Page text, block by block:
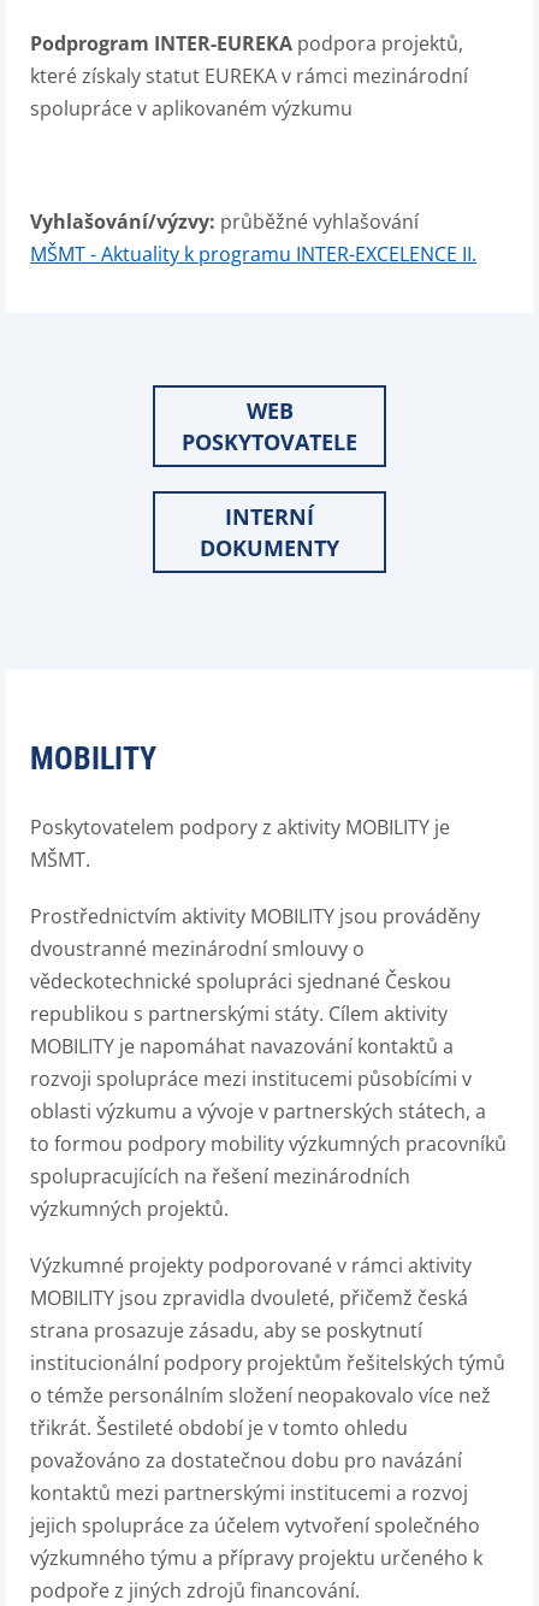
Podprogram INTER-EUREKA podpora projektů,
které získaly statut EUREKA v rámci mezinárodní
spolupráce v aplikovaném výzkumu
Vyhlašování/výzvy: průběžné vyhlašování
MŠMT - Aktuality k programu INTER-EXCELENCE II.
WEB
POSKYTOVATELE
INTERNÍ
DOKUMENTY
MOBILITY
Poskytovatelem podpory z aktivity MOBILITY je
MŠMT.
Prostřednictvím aktivity MOBILITY jsou prováděny
dvoustranné mezinárodní smlouvy o
vědeckotechnické spolupráci sjednané Českou
republikou s partnerskými státy. Cílem aktivity
MOBILITY je napomáhat navazování kontaktů a
rozvoji spolupráce mezi institucemi působícími v
oblasti výzkumu a vývoje v partnerských státech, a
to formou podpory mobility výzkumných pracovníků
spolupracujících na řešení mezinárodních
výzkumných projektů.
Výzkumné projekty podporované v rámci aktivity
MOBILITY jsou zpravidla dvouleté, přičemž česká
strana prosazuje zásadu, aby se poskytnutí
institucionální podpory projektům řešitelských týmů
o témže personálním složení neopakovalo více než
třikrát. Šestileté období je v tomto ohledu
považováno za dostatečnou dobu pro navázání
kontaktů mezi partnerskými institucemi a rozvoj
jejich spolupráce za účelem vytvoření společného
výzkumného týmu a přípravy projektu určeného k
podpoře z jiných zdrojů financování.